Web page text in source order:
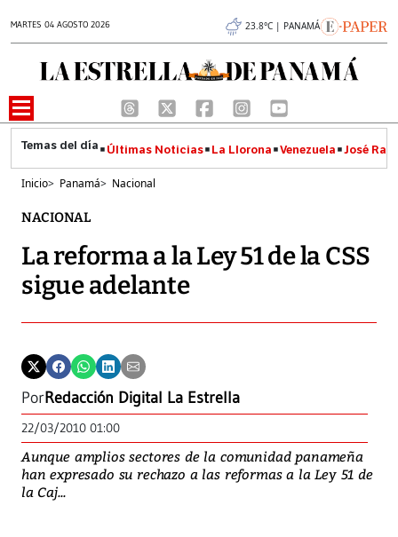
MARTES 04 AGOSTO 2026 23.8°C | PANAMÁ
Últimas Noticias La Llorona Venezuela José
Inicio> Panamá> Nacional
NACIONAL
La reforma a la Ley 51 de la CSS
sigue adelante
PorRedacción Digital La Estrella
22/03/2010 01:00
Aunque amplios sectores de la comunidad panameña
han expresado su rechazo a las reformas a la Ley 51 de
la Caj...